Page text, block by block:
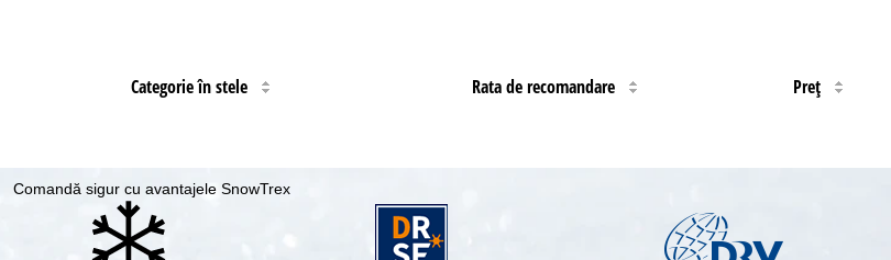
Categorie în stele Rata de recomandare Preţ
Comandă sigur cu avantajele SnowTrex